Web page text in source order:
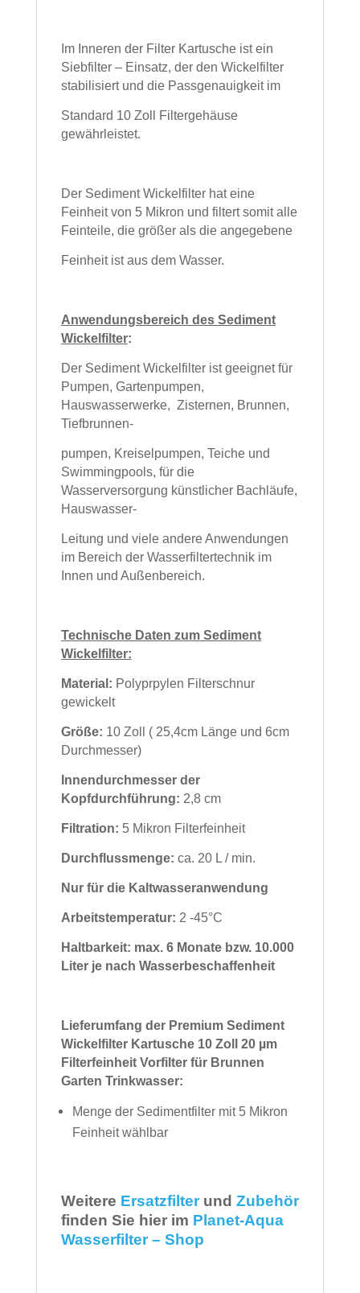
Im Inneren der Filter Kartusche ist ein
Siebfilter – Einsatz, der den Wickelfilter
stabilisiert und die Passgenauigkeit im
Standard 10 Zoll Filtergehäuse
gewährleistet.
Der Sediment Wickelfilter hat eine
Feinheit von 5 Mikron und filtert somit alle
Feinteile, die größer als die angegebene
Feinheit ist aus dem Wasser.
Anwendungsbereich des Sediment
Wickelfilter:
Der Sediment Wickelfilter ist geeignet für
Pumpen, Gartenpumpen,
Hauswasserwerke, Zisternen, Brunnen,
Tiefbrunnen-
pumpen, Kreiselpumpen, Teiche und
Swimmingpools, fürdie
Wasserversorgung künstlicher Bachläufe,
Hauswasser-
Leitung und viele andereAnwendungen
im Bereich der Wasserfiltertechnik im
Innen und Außenbereich.
Technische Daten zum Sediment
Wickelfilter:
Material: Polyprpylen Filterschnur
gewickelt
Größe: 10 Zoll ( 25,4cm Länge und 6cm
Durchmesser)
Innendurchmesser der
Kopfdurchführung: 2,8 cm
Filtration: 5 Mikron Filterfeinheit
Durchflussmenge: ca. 20 L / min.
Nur für die Kaltwasseranwendung
Arbeitstemperatur: 2 -45°C
Haltbarkeit: max. 6 Monate bzw. 10.000
Liter je nach Wasserbeschaffenheit
Lieferumfang der Premium Sediment
Wickelfilter Kartusche 10 Zoll 20 µm
Filterfeinheit Vorfilter für Brunnen
Garten Trinkwasser:
Menge der Sedimentfilter mit 5 Mikron
Feinheit wählbar
Weitere Ersatzfilterund Zubehör
finden Sie hier im Planet-Aqua
Wasserfilter – Shop